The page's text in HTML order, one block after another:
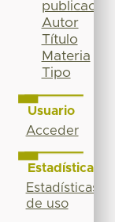
publicación
Autor
Título
Materia
Tipo
Usuario
Acceder
Estadísticas
Estadísticas
de uso